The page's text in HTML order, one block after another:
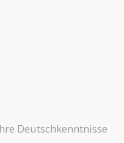
Deutschkenntnisse